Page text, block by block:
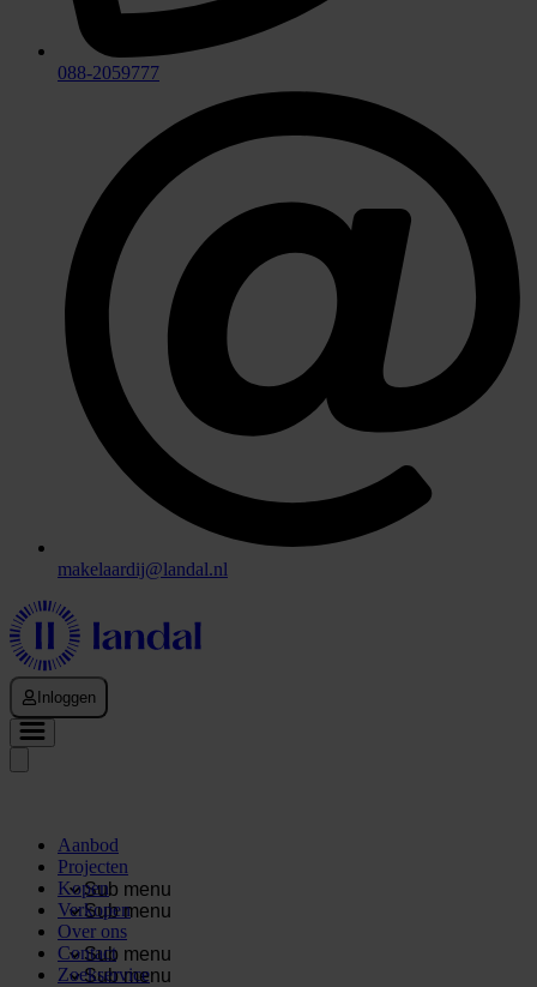
088-2059777
makelaardij@landal.nl
Inloggen
Aanbod
Projecten
Sub menu
Kopen
Sub menu
Verkopen
Over ons
Sub menu
Contact
Sub menu
Zoekservice